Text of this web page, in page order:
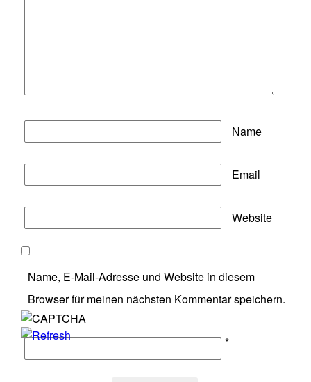
Name
Email
Website
Name, E-Mail-Adresse und Website in diesem
Browser für meinen nächsten Kommentar speichern.
*